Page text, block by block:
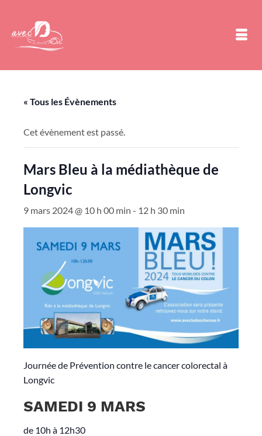
« Tous les Évènements
Cet évènement est passé.
Mars Bleu à la médiathèque de
Longvic
9 mars 2024 @ 10 h 00 min - 12 h 30 min
Journée de Prévention contre le cancer colorectal à
Longvic
SAMEDI 9 MARS
de 10h à 12h30